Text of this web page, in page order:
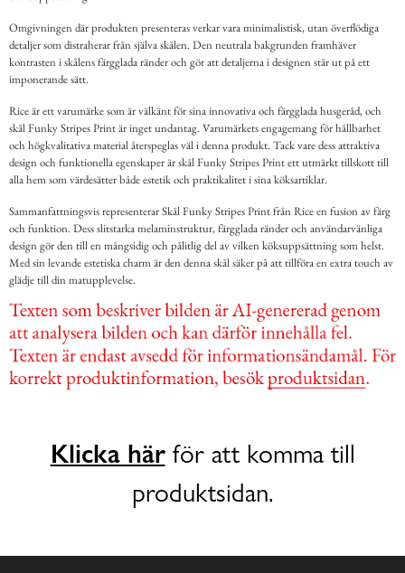
Omgivningen där produkten presenteras verkar vara minimalistisk, utan överflödiga
detaljer som distraherar från själva skålen. Den neutrala bakgrunden framhäver
kontrasten i skålens färgglada ränder och gör att detaljerna i designen står ut på ett
imponerande sätt.
Rice är ett varumärke som är välkänt för sina innovativa och färgglada husgeråd, och
skål Funky Stripes Print är inget undantag. Varumärkets engagemang för hållbarhet
och högkvalitativa material återspeglas väl i denna produkt. Tack vare dess attraktiva
design och funktionella egenskaper är skål Funky Stripes Print ett utmärkt tillskott till
alla hem som värdesätter både estetik och praktikalitet i sina köksartiklar.
Sammanfattningsvis representerar Skål Funky Stripes Print från Rice en fusion av färg
och funktion. Dess slitstarka melaminstruktur, färgglada ränder och användarvänliga
design gör den till en mångsidig och pålitlig del av vilken köksuppsättning som helst.
Med sin levande estetiska charm är den denna skål säker på att tillföra en extra touch av
glädje till din matupplevelse.
Klicka härför att komma till
produktsidan.